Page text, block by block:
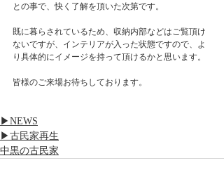
との事で、快く了解を頂いた次第です。
既に暮らされているため、収納内部などはご覧頂け
ないですが、インテリアが入った状態ですので、よ
り具体的にイメージを持って頂けるかと思います。
皆様のご来場お待ちしております。
▶NEWS
▶古民家再生
中黒の古民家